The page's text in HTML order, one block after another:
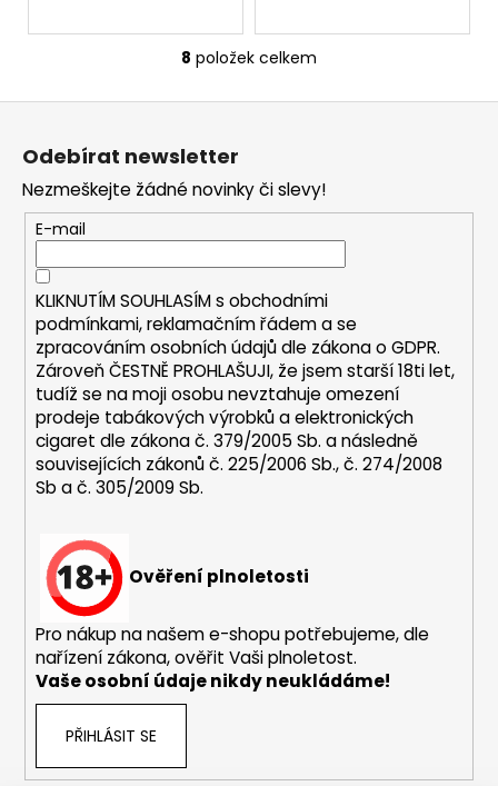
O
v
a
c
í
p
r
v
k
y
v
ý
p
i
8 položek celkem
Z
Odebírat newsletter
Nezmeškejte žádné novinky či slevy!
E-mail
KLIKNUTÍM SOUHLASÍM s obchodními
podmínkami,reklamačním řádem a se
zpracováním osobních údajů dle zákona oGDPR.
Zároveň ČESTNĚ PROHLAŠUJI, že jsem starší 18ti let,
tudíž se na moji osobu nevztahuje omezení
prodeje tabákových výrobků a elektronických
cigaret dle zákona č. 379/2005 Sb. a následně
souvisejících zákonů č. 225/2006 Sb., č. 274/2008
Sb a č. 305/2009 Sb.
Ověření plnoletosti
Pro nákup na našem e-shopu potřebujeme, dle
nařízení zákona, ověřit Vaši plnoletost.
Vaše osobní údaje nikdy neukládáme!
PŘIHLÁSIT SE